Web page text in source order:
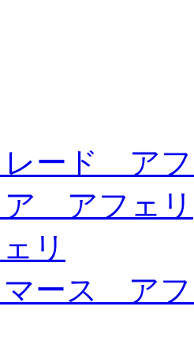
レード ア
ア アフェリ
リ
マース ア